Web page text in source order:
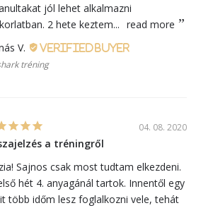
jól lehet alkalmazni
2 hete keztem... read more
V.
tréning
04. 08. 2020
a tréningről
Sajnos csak most tudtam elkezdeni.
hét 4. anyagánál tartok. Innentől egy
több időm lesz foglalkozni vele, tehát